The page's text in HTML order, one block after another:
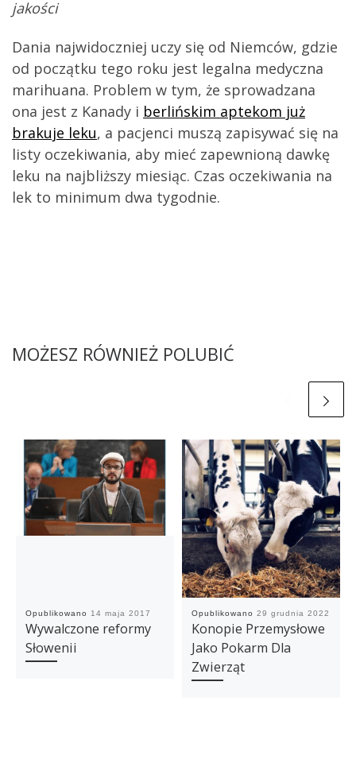
jakości
Dania najwidoczniej uczy się od Niemców, gdzie
od początku tego roku jest legalna medyczna
marihuana. Problem w tym, że sprowadzana
ona jest z Kanady i berlińskim aptekom już
brakuje leku, a pacjenci muszą zapisywać się na
listy oczekiwania, aby mieć zapewnioną dawkę
leku na najbliższy miesiąc. Czas oczekiwania na
lek to minimum dwa tygodnie.
MOŻESZ RÓWNIEŻ POLUBIĆ
Opublikowano 14 maja 2017
Wywalczone reformy
Słowenii
Opublikowano 29 grudnia 2022
Konopie Przemysłowe
Jako Pokarm Dla
Zwierząt